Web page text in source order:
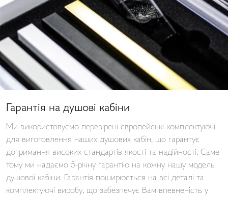
Гарантія на душові кабіни
Ми використовуємо перевірені європейські комплектуючі
для виготовлення наших душових кабін, що гарантує
дотримання високих стандартів якості та надійності. Саме
тому ми надаємо 5-річну гарантію на кожну нашу модель
душової кабіни. Гарантія поширюється на всі деталі та
комплектуючі виробу, що забезпечує Вам впевненість у